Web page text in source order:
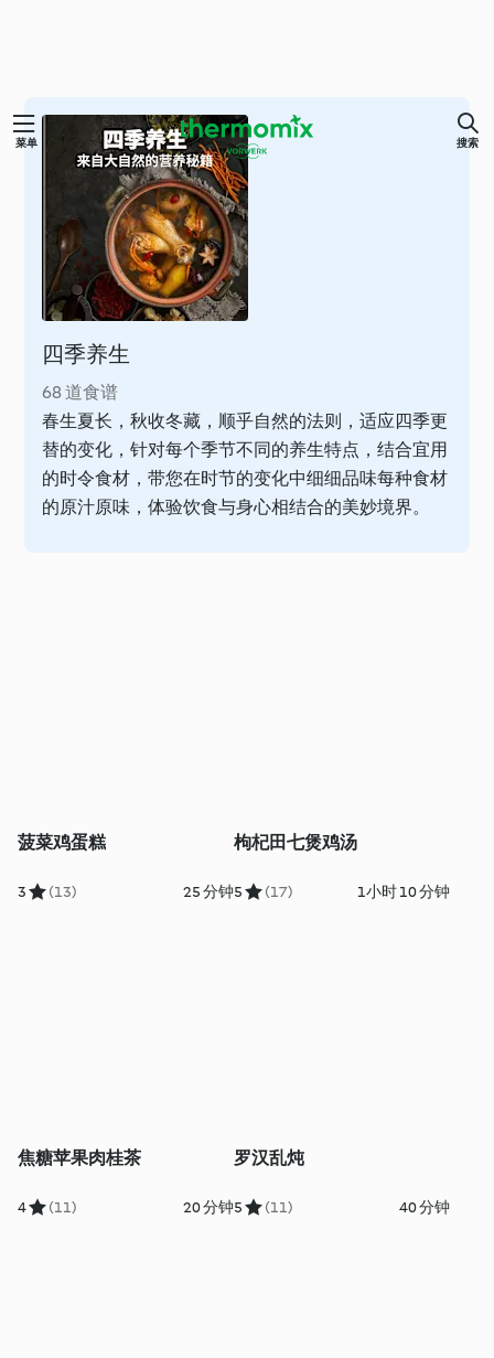
跳菜单 搜索
四季养生
68 道食谱
春生夏长，秋收冬藏，顺乎自然的法则，适应四季更
替的变化，针对每个季节不同的养生特点，结合宜用
的时令食材，带您在时节的变化中细细品味每种食材
的原汁原味，体验饮食与身心相结合的美妙境界。
菠菜鸡蛋糕
3 (13) 25 分钟
枸杞田七煲鸡汤
5 (17) 1小时 10 分钟
焦糖苹果肉桂茶
4 (11) 20 分钟
罗汉乱炖
5 (11) 40 分钟